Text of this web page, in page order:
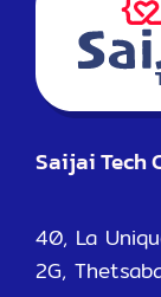
Saijai Tech
40, La
2G,